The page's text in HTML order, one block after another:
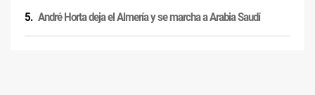
André Horta deja el Almería y se marcha a Arabia Saudí